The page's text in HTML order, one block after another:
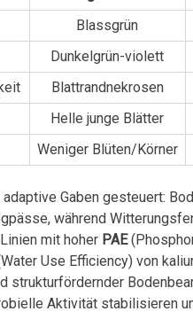
Blassgrün
Dunkelgrün-violett
Blattrandnekrosen
Helle junge Blätter
Weniger Blüten/Körner
Gaben gesteuert:
während
mit hoher PAE
Use Efficiency) von
strukturfördernder
Aktivität stabilisieren